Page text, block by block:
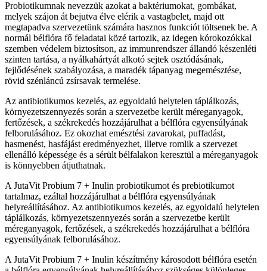
Probiotikumnak nevezzük azokat a baktériumokat, gombákat,
melyek szájon át bejutva élve elérik a vastagbelet, majd ott
megtapadva szervezetünk számára hasznos funkciót töltsenek be. A
normál bélflóra fő feladatai közé tartozik, az idegen kórokozókkal
szemben védelem biztosítson, az immunrendszer állandó készenléti
szinten tartása, a nyálkahártyát alkotó sejtek osztódásának,
fejlődésének szabályozása, a maradék tápanyag megemésztése,
rövid szénláncú zsírsavak termelése.
Az antibiotikumos kezelés, az egyoldalú helytelen táplálkozás,
környezetszennyezés során a szervezetbe került méreganyagok,
fertőzések, a székrekedés hozzájárulhat a bélflóra egyensúlyának
felborulásához. Ez okozhat emésztési zavarokat, puffadást,
hasmenést, hasfájást eredményezhet, illetve romlik a szervezet
ellenálló képessége és a sérült bélfalakon keresztül a méreganyagok
is könnyebben átjuthatnak.
A JutaVit Probium 7 + Inulin probiotikumot és prebiotikumot
tartalmaz, ezáltal hozzájárulhat a bélflóra egyensúlyának
helyreállításához. Az antibiotikumos kezelés, az egyoldalú helytelen
táplálkozás, környezetszennyezés során a szervezetbe került
méreganyagok, fertőzések, a székrekedés hozzájárulhat a bélflóra
egyensúlyának felborulásához.
A JutaVit Probium 7 + Inulin készítmény károsodott bélflóra esetén